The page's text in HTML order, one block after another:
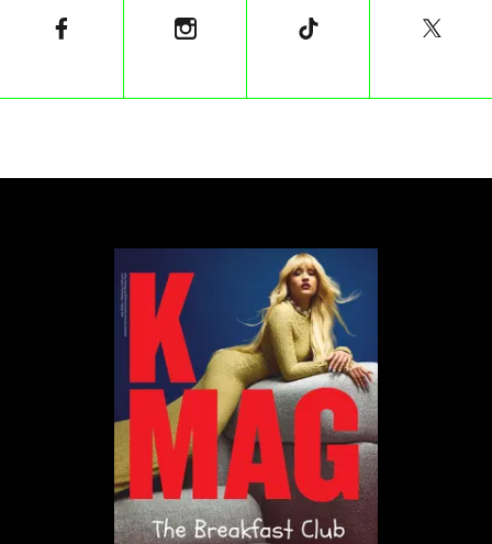
zabezpieczeń. Ich historię opowiada dokument
wysokościach, tylko potwierdzając swoją reputację
jednych z najbardziej ekstremalnych wspinaczy